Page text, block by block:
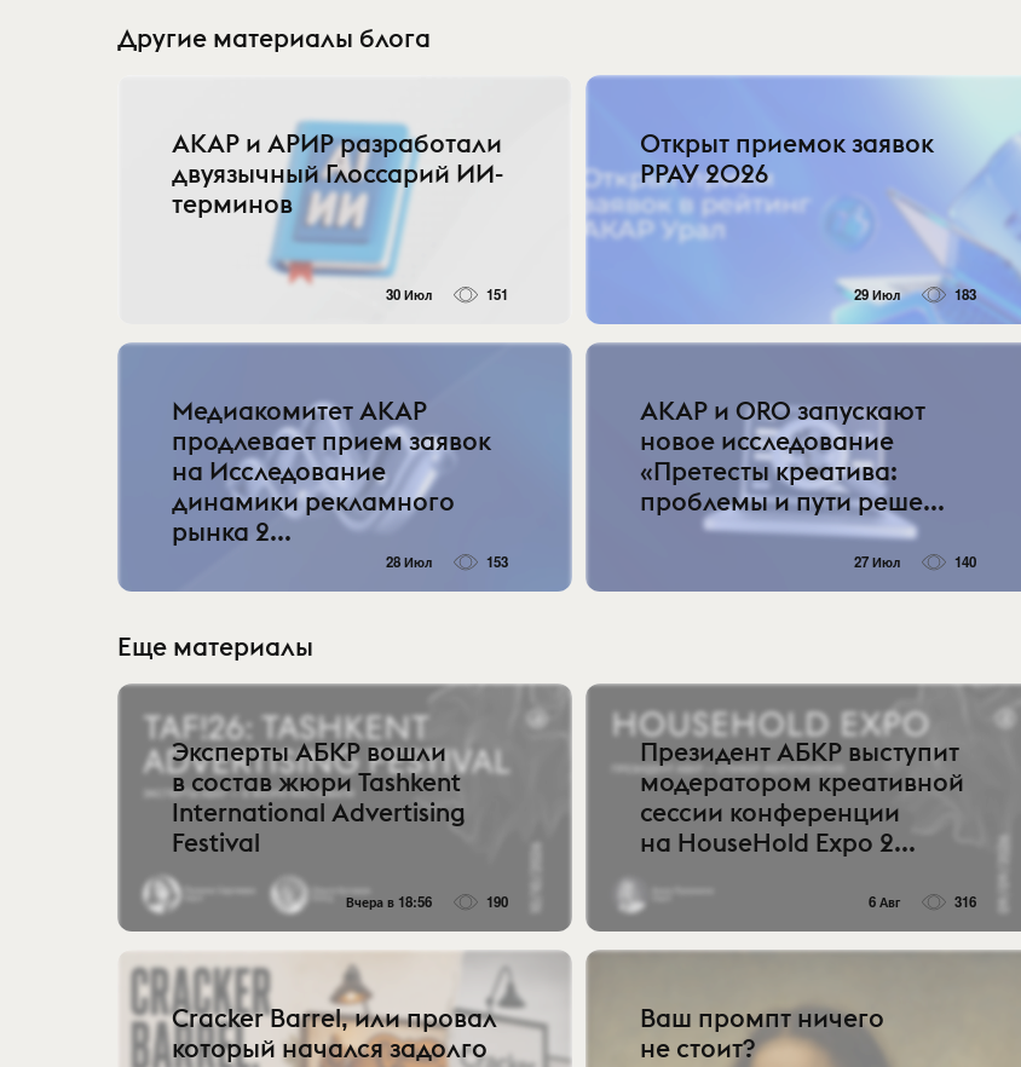
Другие материалы блога
АКАР и АРИР разработали
двуязычный Глоссарий ИИ-
терминов
30 Июл 151
Открыт приемок заявок
РРАУ 2026
29 Июл 183
Медиакомитет АКАР
продлевает прием заявок
на Исследование
динамики рекламного
рынка 2...
28 Июл 153
АКАР и ORO запускают
новое исследование
«Претесты креатива:
проблемы и пути реше...
27 Июл 140
Еще материалы
Эксперты АБКР вошли
в состав жюри Tashkent
International Advertising
Festival
Вчера в 18:56 190
Президент АБКР выступит
модератором креативной
сессии конференции
на HouseHold Expo 2...
6 Авг 316
Cracker Barrel, или провал
который начался задолго
Ваш промпт ничего
не стоит?